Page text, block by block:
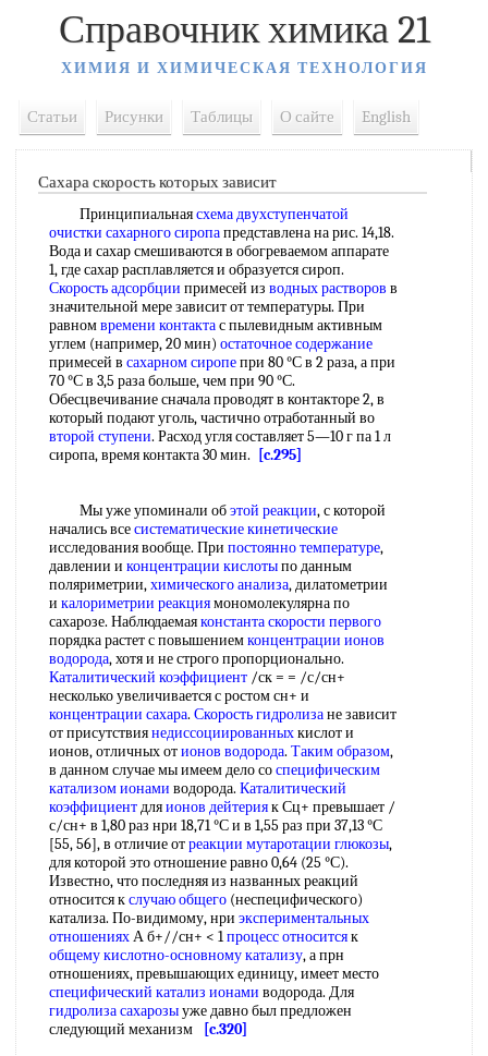
Справочник химика 21
ХИМИЯ И ХИМИЧЕСКАЯ ТЕХНОЛОГИЯ
Статьи Рисунки Таблицы О сайте English
Сахара скорость которых зависит
Принципиальнаясхема двухступенчатой
очистки сахарного сиропапредставлена на рис. 14,18.
Вода и сахар смешиваются в обогреваемом аппарате
1, где сахар расплавляется и образуется сироп.
Скорость адсорбции примесей из водных растворов в
значительной мере зависит от температуры. При
равномвремени контактас пылевидным активным
углем (например, 20 мин) остаточное содержание
примесей в сахарном сиропепри 80 °С в 2 раза, а при
70 °С в 3,5 раза больше, чем при 90 °С.
Обесцвечивание сначала проводят в контакторе 2, в
который подают уголь, частично отработанный во
второй ступени. Расход угля составляет 5—10 г па 1 л
сиропа, время контакта 30 мин.
[c.295]
Мы уже упоминали обэтой реакции, с которой
начались всесистематические кинетические
исследования вообще. При постоянно температуре,
давлении и концентрации кислотыпо данным
поляриметрии,химического анализа, дилатометрии
и калориметрии реакциямономолекулярна по
сахарозе. Наблюдаемаяконстанта скорости первого
порядка растет с повышениемконцентрации ионов
водорода, хотя и не строго пропорционально.
Каталитический коэффициент /ск = = /с/сн+
несколько увеличивается с ростом сн+ и
концентрации сахара. Скорость гидролизане зависит
от присутствиянедиссоциированныхкислот и
ионов, отличных отионов водорода. Таким образом,
в данном случае мы имеем дело соспецифическим
катализом ионами водорода. Каталитический
коэффициентдляионов дейтерияк Сц+ превышает /
с/сн+ в 1,80 раз нри 18,71 °С и в 1,55 раз при 37,13 °С
[55, 56], в отличие отреакции мутаротации глюкозы,
для которой это отношение равно 0,64 (25 °С).
Известно, что последняя из названных реакций
относится кслучаю общего (неспецифического)
катализа. По-видимому, нри экспериментальных
отношенияхА б+//сн+ < 1процесс относитсяк
общему кислотно-основному катализу, а прн
отношениях, превышающих единицу, имеет место
специфический катализ ионами водорода. Для
гидролиза сахарозыуже давно был предложен
следующий механизм
[c.320]